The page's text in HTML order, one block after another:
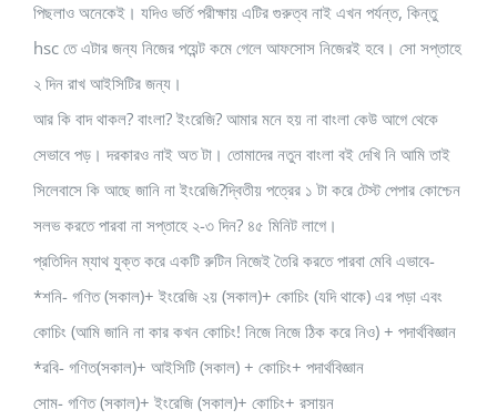
পিছলাও অনেকেই। যদিও ভর্তি পরীক্ষায় এটির গুরুত্ব নাই এখন পর্যন্ত, কিন্তু
hsc তে এটার জন্য নিজের পয়েন্ট কমে গেলে আফসোস নিজেরই হবে। সো সপ্তাহে
২ দিন রাখ আইসিটির জন্য।
আর কি বাদ থাকল? বাংলা? ইংরেজি? আমার মনে হয় না বাংলা কেউ আগে থেকে
সেভাবে পড়। দরকারও নাই অত টা। তোমাদের নতুন বাংলা বই দেখি নি আমি তাই
সিলেবাসে কি আছে জানি না ইংরেজি?দ্বিতীয় পত্রের ১ টা করে টেস্ট পেপার কোশ্চেন
সলভ করতে পারবা না সপ্তাহে ২-৩ দিন? ৪৫ মিনিট লাগে।
প্রতিদিন ম্যাথ যুক্ত করে একটি রুটিন নিজেই তৈরি করতে পারবা মেবি এভাবে-
*শনি- গণিত (সকাল)+ ইংরেজি ২য় (সকাল)+ কোচিং (যদি থাকে) এর পড়া এবং
কোচিং (আমি জানি না কার কখন কোচিং! নিজে নিজে ঠিক করে নিও) + পদার্থবিজ্ঞান
*রবি- গণিত(সকাল)+ আইসিটি (সকাল) + কোচিং+ পদার্থবিজ্ঞান
সোম- গণিত (সকাল)+ ইংরেজি (সকাল)+ কোচিং+ রসায়ন